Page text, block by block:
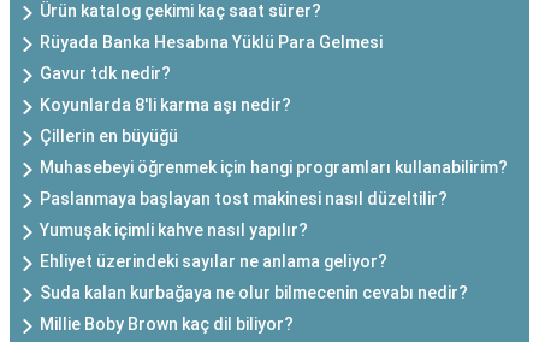
Ürün katalog çekimi kaç saat sürer?
Rüyada Banka Hesabına Yüklü Para Gelmesi
Gavur tdk nedir?
Koyunlarda 8'li karma aşı nedir?
Çillerin en büyüğü
Muhasebeyi öğrenmek için hangi programları kullanabilirim?
Paslanmaya başlayan tost makinesi nasıl düzeltilir?
Yumuşak içimli kahve nasıl yapılır?
Ehliyet üzerindeki sayılar ne anlama geliyor?
Suda kalan kurbağaya ne olur bilmecenin cevabı nedir?
Millie Boby Brown kaç dil biliyor?